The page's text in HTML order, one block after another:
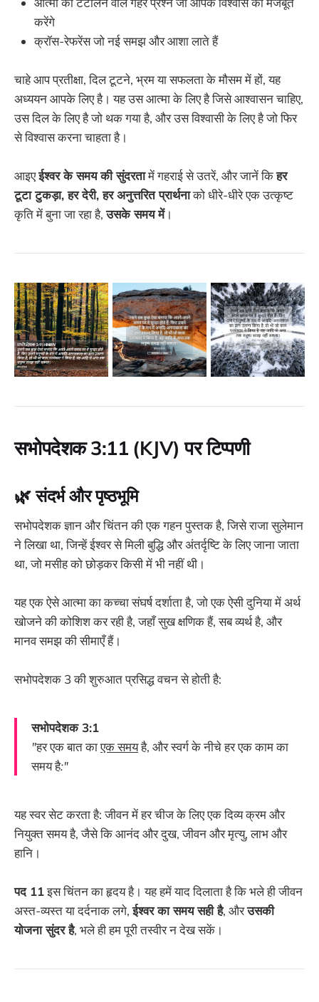
करेंगे
क्रॉस-रेफरेंस जो नई समझ और आशा लाते हैं
चाहे आप प्रतीक्षा, दिल टूटने, भ्रम या सफलता के मौसम में हों, यह
अध्ययन आपके लिए है। यह उस आत्मा के लिए है जिसे आश्वासन चाहिए,
उस दिल के लिए है जो थक गया है, और उस विश्वासी के लिए है जो फिर
से विश्वास करना चाहता है।
आइएईश्वर के समय की सुंदरतामें गहराई से उतरें, और जानें किहर
टूटा टुकड़ा, हर देरी, हर अनुत्तरित प्रार्थनाको धीरे-धीरे एक उत्कृष्ट
कृति में बुना जा रहा है,उसके समय में।
सभोपदेशक 3:11 (KJV) पर टिप्पणी
🌿संदर्भ और पृष्ठभूमि
सभोपदेशक ज्ञान और चिंतन की एक गहन पुस्तक है, जिसे राजा सुलेमान
ने लिखा था, जिन्हें ईश्वर से मिली बुद्धि और अंतर्दृष्टि के लिए जाना जाता
था, जो मसीह को छोड़कर किसी में भी नहीं थी।
यह एक ऐसे आत्मा का कच्चा संघर्ष दर्शाता है, जो एक ऐसी दुनिया में अर्थ
खोजने की कोशिश कर रही है, जहाँ सुख क्षणिक हैं, सब व्यर्थ है, और
मानव समझ की सीमाएँ हैं।
सभोपदेशक 3 की शुरुआत प्रसिद्ध वचन से होती है:
सभोपदेशक 3:1
"हर एक बात काएक समयहै, और स्वर्ग के नीचे हर एक काम का
समय है:"
यह स्वर सेट करता है: जीवन में हर चीज के लिए एक दिव्य क्रम और
नियुक्त समय है, जैसे कि आनंद और दुख, जीवन और मृत्यु, लाभ और
हानि।
पद 11इस चिंतन का हृदय है। यह हमें याद दिलाता है कि भले ही जीवन
अस्त-व्यस्त या दर्दनाक लगे,ईश्वर का समय सही है, औरउसकी
योजना सुंदर है, भले ही हम पूरी तस्वीर न देख सकें।